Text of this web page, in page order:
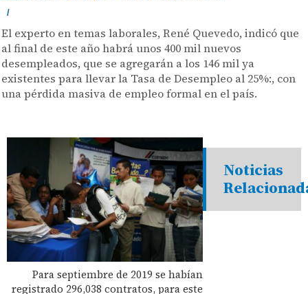
/
El experto en temas laborales, René Quevedo, indicó que
al final de este año habrá unos 400 mil nuevos
desempleados, que se agregarán a los 146 mil ya
existentes para llevar la Tasa de Desempleo al 25%:, con
una pérdida masiva de empleo formal en el país.
Para septiembre de 2019 se habían
registrado 296,038 contratos, para este
Noticias